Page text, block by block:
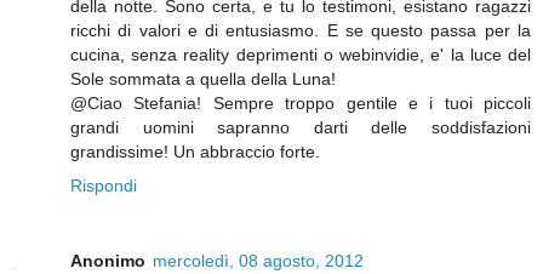
della notte. Sono certa, e tu lo testimoni, esistano ragazzi
ricchi di valori e di entusiasmo. E se questo passa per la
cucina, senza reality deprimenti o webinvidie, e' la luce del
Sole sommata a quella della Luna!
@Ciao Stefania! Sempre troppo gentile e i tuoi piccoli
grandi uomini sapranno darti delle soddisfazioni
grandissime! Un abbraccio forte.
Rispondi
Anonimo mercoledì, 08 agosto, 2012